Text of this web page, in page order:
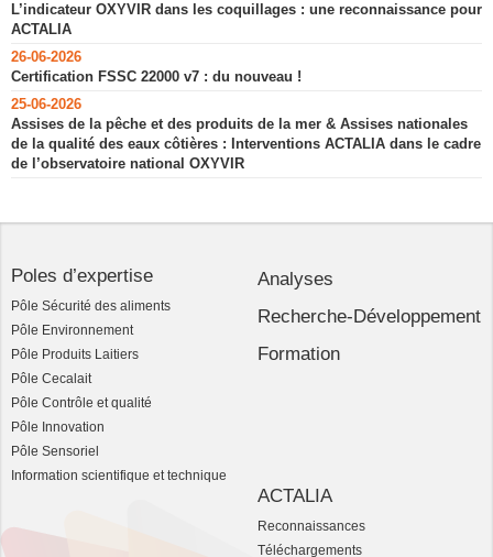
L’indicateur OXYVIR dans les coquillages : une reconnaissance pour
ACTALIA
26-06-2026
Certification FSSC 22000 v7 : du nouveau !
25-06-2026
Assises de la pêche et des produits de la mer & Assises nationales
de la qualité des eaux côtières : Interventions ACTALIA dans le cadre
de l’observatoire national OXYVIR
Poles d’expertise
Pôle Sécurité des aliments
Pôle Environnement
Pôle Produits Laitiers
Pôle Cecalait
Pôle Contrôle et qualité
Pôle Innovation
Pôle Sensoriel
Information scientifique et technique
Analyses
Recherche-Développement
Formation
ACTALIA
Reconnaissances
Téléchargements